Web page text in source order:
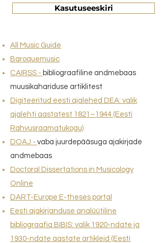
Kasutuseeskiri
All Music Guide
Baroquemusic
CAIRSS - bibliograafiline andmebaas
muusikahariduse artiklitest
Digiteeritud eesti ajalehed DEA: valik
ajalehti aastatest 1821–1944 (Eesti
Rahvusraamatukogu)
DOAJ - vaba juurdepääsuga ajakirjade
andmebaas
Doctoral Dissertations in Musicology
Online
DART-Europe E-theses portal
Eesti ajakirjanduse analüütiline
bibliograafia BIBIS: valik 1920-ndate ja
1930-ndate aastate artikleid (Eesti